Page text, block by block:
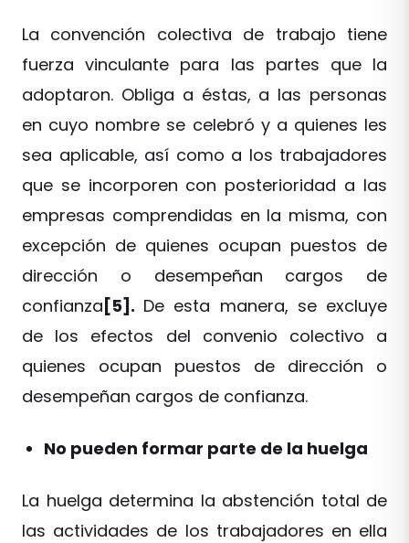
La convención colectiva de trabajo tiene
fuerza vinculante para las partes que la
adoptaron. Obliga a éstas, a las personas
en cuyo nombre se celebró y a quienes les
sea aplicable, así como a los trabajadores
que se incorporen con posterioridad a las
empresas comprendidas en la misma, con
excepción de quienes ocupan puestos de
dirección o desempeñan cargos de
confianza [5]. De esta manera, se excluye
de los efectos del convenio colectivo a
quienes ocupan puestos de dirección o
desempeñan cargos de confianza.
No pueden formar parte de la huelga
La huelga determina la abstención total de
las actividades de los trabajadores en ella